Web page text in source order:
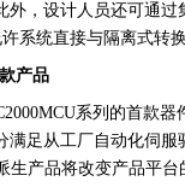
外，设计人员还可通
系统直接与隔离式转
产品
系列的首款器
足从工厂自动化伺服
生产品将改变产品平